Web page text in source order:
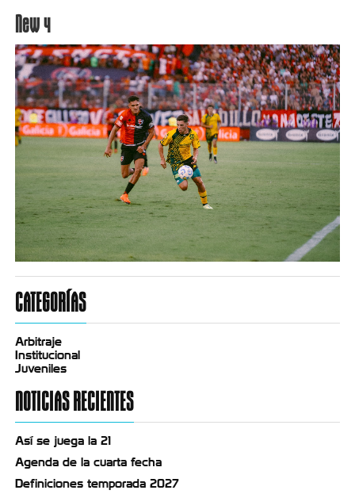
New 4
CATEGORÍAS
Arbitraje
Institucional
Juveniles
NOTICIAS RECIENTES
Así se juega la 21
Agenda de la cuarta fecha
Definiciones temporada 2027